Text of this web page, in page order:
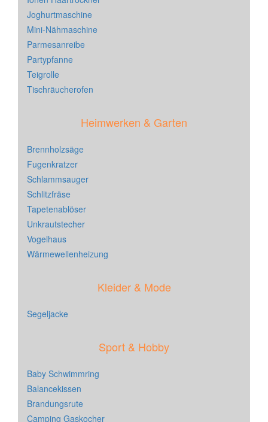
Joghurtmaschine
Mini-Nähmaschine
Parmesanreibe
Partypfanne
Teigrolle
Tischräucherofen
Heimwerken & Garten
Brennholzsäge
Fugenkratzer
Schlammsauger
Schlitzfräse
Tapetenablöser
Unkrautstecher
Vogelhaus
Wärmewellenheizung
Kleider & Mode
Segeljacke
Sport & Hobby
Baby Schwimmring
Balancekissen
Brandungsrute
Camping Gaskocher